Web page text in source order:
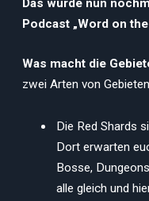
Das wurde nun
Podcast „Word on
Was macht die
zwei Arten von
Die Red Shards
Dort erwarten
Bosse,
alle gleich und